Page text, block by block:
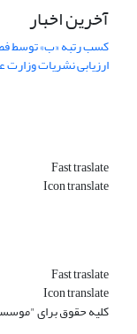
آخرین اخبار
کسب رتبه «ب» توسط
ارزیابی نشریات وزارت
Fast traslate
Icon translate
Fast traslate
Icon translate
کلیه حقوق برای